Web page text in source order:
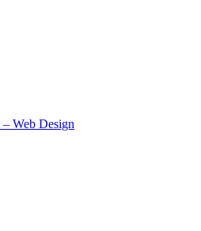
– Web Design